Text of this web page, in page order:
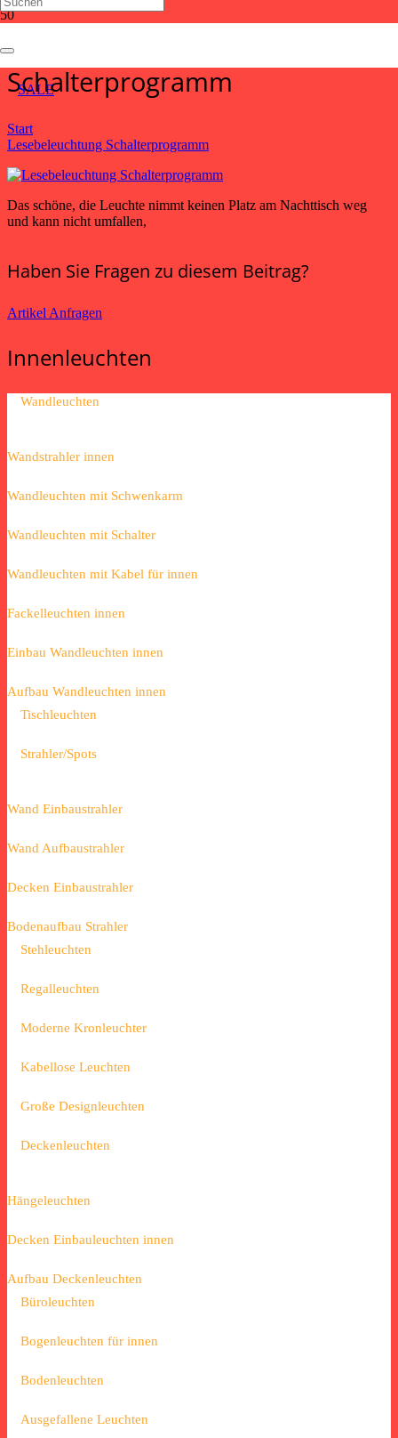
SALE
Lesebeleuchtung
Schalterprogramm
Start
Lesebeleuchtung Schalterprogramm
Das schöne, die Leuchte nimmt keinen Platz am Nachttisch weg
und kann nicht umfallen,
Haben Sie Fragen zu diesem Beitrag?
Artikel Anfragen
Innenleuchten
Wandleuchten
Wandstrahler innen
Wandleuchten mit Schwenkarm
Wandleuchten mit Schalter
Wandleuchten mit Kabel für innen
Fackelleuchten innen
Einbau Wandleuchten innen
Aufbau Wandleuchten innen
Tischleuchten
Strahler/Spots
Wand Einbaustrahler
Wand Aufbaustrahler
Decken Einbaustrahler
Bodenaufbau Strahler
Stehleuchten
Regalleuchten
Moderne Kronleuchter
Kabellose Leuchten
Große Designleuchten
Deckenleuchten
Hängeleuchten
Decken Einbauleuchten innen
Aufbau Deckenleuchten
Büroleuchten
Bogenleuchten für innen
Bodenleuchten
Ausgefallene Leuchten